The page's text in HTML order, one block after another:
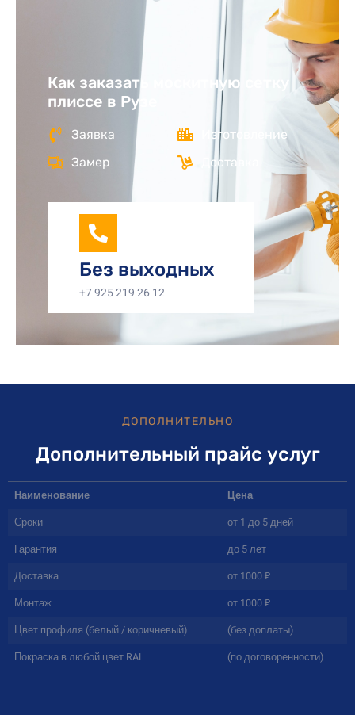
Как заказать москитную сетку
плиссе в Рузе
Заявка
Замер
Изготовление
Доставка
Без выходных
+7 925 219 26 12
ДОПОЛНИТЕЛЬНО
Дополнительный прайс услуг
Наименование
Цена
Сроки
от 1 до 5 дней
Гарантия
до 5 лет
Доставка
от 1000 ₽
Монтаж
от 1000 ₽
Цвет профиля (белый / коричневый)
(без доплаты)
Покраска в любой цвет RAL
(по договоренности)